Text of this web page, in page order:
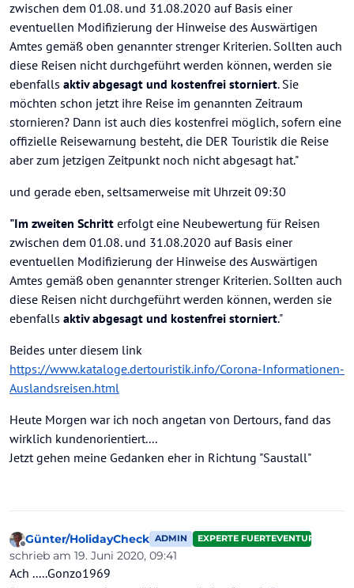
zwischen dem 01.08. und 31.08.2020 auf Basis einer
eventuellen Modifizierung der Hinweise des Auswärtigen
Amtes gemäß oben genannter strenger Kriterien. Sollten auch
diese Reisen nicht durchgeführt werden können, werden sie
ebenfalls aktiv abgesagt und kostenfrei storniert. Sie
möchten schon jetzt ihre Reise im genannten Zeitraum
stornieren? Dann ist auch dies kostenfrei möglich, sofern eine
offizielle Reisewarnung besteht, die DER Touristik die Reise
aber zum jetzigen Zeitpunkt noch nicht abgesagt hat."
und gerade eben, seltsamerweise mit Uhrzeit 09:30
"Im zweiten Schritt erfolgt eine Neubewertung für Reisen
zwischen dem 01.08. und 31.08.2020 auf Basis einer
eventuellen Modifizierung der Hinweise des Auswärtigen
Amtes gemäß oben genannter strenger Kriterien. Sollten auch
diese Reisen nicht durchgeführt werden können, werden sie
ebenfalls aktiv abgesagt und kostenfrei storniert."
Beides unter diesem link
https://www.kataloge.dertouristik.info/Corona-Informationen-
Auslandsreisen.html
Heute Morgen war ich noch angetan von Dertours, fand das
wirklich kundenorientiert....
Jetzt gehen meine Gedanken eher in Richtung "Saustall"
Offline
Günter/HolidayCheck ADMIN EXPERTE FUERTEVENTURA
schrieb am 19. Juni 2020, 09:41
zuletzt editiert von Günter/HolidayCheck
Ach .....Gonzo1969